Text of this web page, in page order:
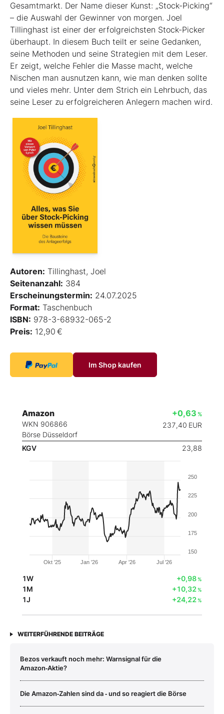
Gesamtmarkt. Der Name dieser Kunst: „Stock-Picking“
– die Auswahl der Gewinner von morgen. Joel
Tillinghast ist einer der erfolgreichsten Stock-Picker
überhaupt. In diesem Buch teilt er seine Gedanken,
seine Methoden und seine Strategien mit dem Leser.
Er zeigt, welche Fehler die Masse macht, welche
Nischen man ausnutzen kann, wie man denken sollte
und vieles mehr. Unter dem Strich ein Lehrbuch, das
seine Leser zu erfolgreicheren Anlegern machen wird.
Autoren: Tillinghast, Joel
Seitenanzahl: 384
Erscheinungstermin: 24.07.2025
Format: Taschenbuch
ISBN: 978-3-68932-065-2
Preis: 12,90 €
Im Shop kaufen
Amazon
WKN 906866
Börse Düsseldorf
+0,63 %
237,40 EUR
KGV 23,88
Okt '25 Jan '26 Apr '26 Jul '26
150
175
200
225
250
1W +0,98%
1M +10,32%
1J +24,22%
WEITERFÜHRENDE BEITRÄGE
Bezos verkauft noch mehr: Warnsignal für die
Amazon‑Aktie?
Die Amazon‑Zahlen sind da ‑ und so reagiert die Börse